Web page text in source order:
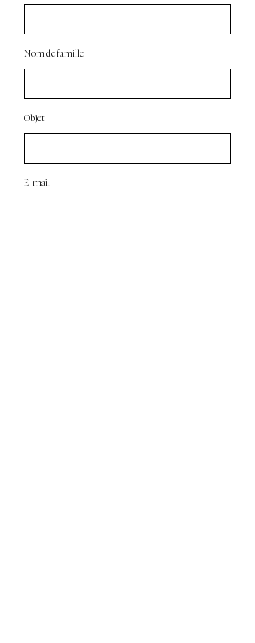
Nom de famille
Objet
E-mail